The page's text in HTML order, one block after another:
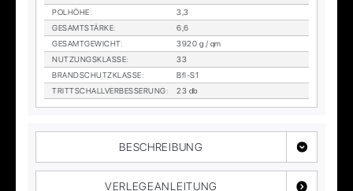
POL­HÖ­HE:
3,3
GE­SAMT­STÄR­KE:
6,6
GE­SAMT­GE­WICHT:
3920 g / qm
NUT­ZUNGS­KLAS­SE:
33
BRAND­SCHUTZ­KLAS­SE:
Bfl-S1
TRITT­SCHALL­VER­BES­SE­RUNG: 23 db
BESCHREIBUNG
VERLEGEANLEITUNG